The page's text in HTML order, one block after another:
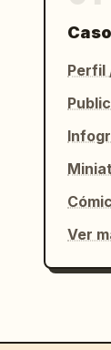
Perfil
Ver